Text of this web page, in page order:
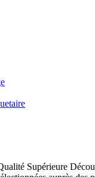
Supérieure